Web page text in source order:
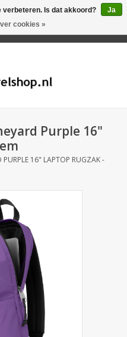
Purple 16"
PURPLE 16" LAPTOP RUGZAK -
verbeteren. Is dat akkoord?
Ja
cookies »